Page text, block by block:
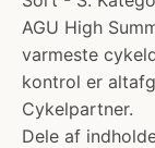
AGU High
varmeste
kontrol er
Cykelpartner.
Dele af